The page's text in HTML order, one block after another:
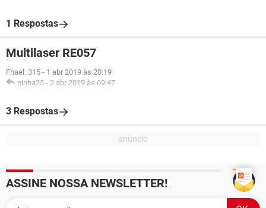
1 Respostas
Multilaser RE057
Fhael_315 - 1 abr 2019 às 20:19
ninha25 - 2 abr 2019 às 09:47
3 Respostas
ASSINE NOSSA NEWSLETTER!